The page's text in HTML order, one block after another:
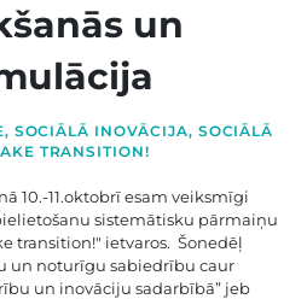
un
, SOCIĀLĀ INOVĀCIJA, SOCIĀLĀ
TRANSITION!
10.-11.oktobrī esam veiksmīgi
sistemātisku pārmaiņu
transition!" ietvaros. Šonedēļ
un noturīgu sabiedrību caur
un inovāciju sadarbībā” jeb